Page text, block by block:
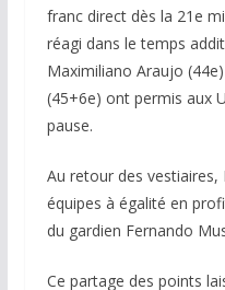
franc direct dès la 21e
réagi dans le temps
Maximiliano Araujo
(45+6e) ont permis aux
pause.
Au retour des vestiaires,
équipes à égalité en
du gardien Fernando
Ce partage des points